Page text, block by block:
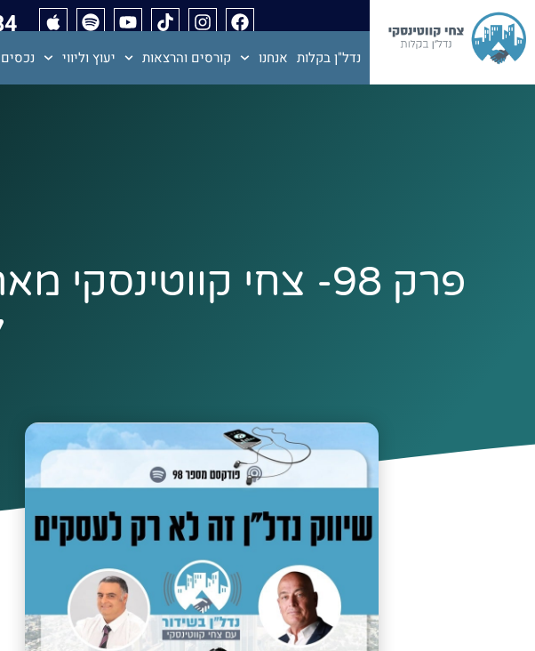
נדל"ן בקלות אנחנו קורסים והרצאות יעוץ וליווי
פרק 98- צחי